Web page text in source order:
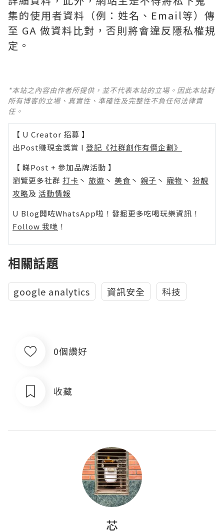
集的使用者資料（例：姓名、Email等）傳
至 GA 做資料比對，否則將會違反隱私權規
定。
*本站之內容由作者所提供，並不代表本站的立場。因此本站對
所有博客的立場、真實性、準確性及完整性不負任何法律責
任。
【 U Creator 招募 】
出Post賺現金獎賞 l 登記《社群創作有價企劃》
【 睇Post + 參加品牌活動 】
瀏覽更多社群 打卡 丶 旅遊 丶 美食 丶 親子 丶 寵物 丶 扮靚
攻略及 活動情報
U Blog開咗WhatsApp啦！發掘更多吃喝玩樂資訊！
Follow 我哋 ！
相關話題
google analytics 資訊安全 科技
0個讚好
收藏
芯